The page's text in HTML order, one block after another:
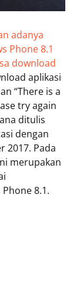
adanya
Phone 8.1
download
aplikasi
“There is a
try again
ditulis
dengan
2017. Pada
merupakan
8.1.